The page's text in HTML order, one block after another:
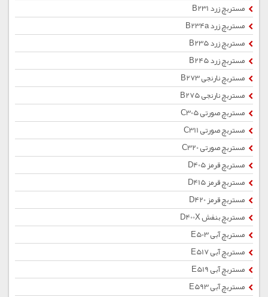
مستربچ زرد B231
مستربچ زرد B234a
مستربچ زرد B235
مستربچ زرد B245
مستربچ نارنجی B273
مستربچ نارنجی B275
مستربچ صورتی C305
مستربچ صورتی C311
مستربچ صورتی C320
مستربچ قرمز D405
مستربچ قرمز D415
مستربچ قرمز D420
مستربچ بنفش D400X
مستربچ آبی E503
مستربچ آبی E517
مستربچ آبی E519
مستربچ آبی E593